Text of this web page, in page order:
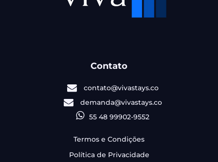
Contato
contato@vivastays.co
demanda@vivastays.co
55 48 99902-9552
Termos e Condições
Política de Privacidade